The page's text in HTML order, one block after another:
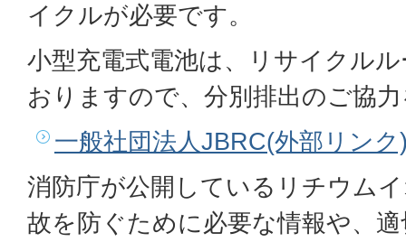
イクルが必要です。
小型充電式電池は、リサイクル
おりますので、分別排出のご協
一般社団法人JBRC(外部リンク
消防庁が公開しているリチウム
故を防ぐために必要な情報や、